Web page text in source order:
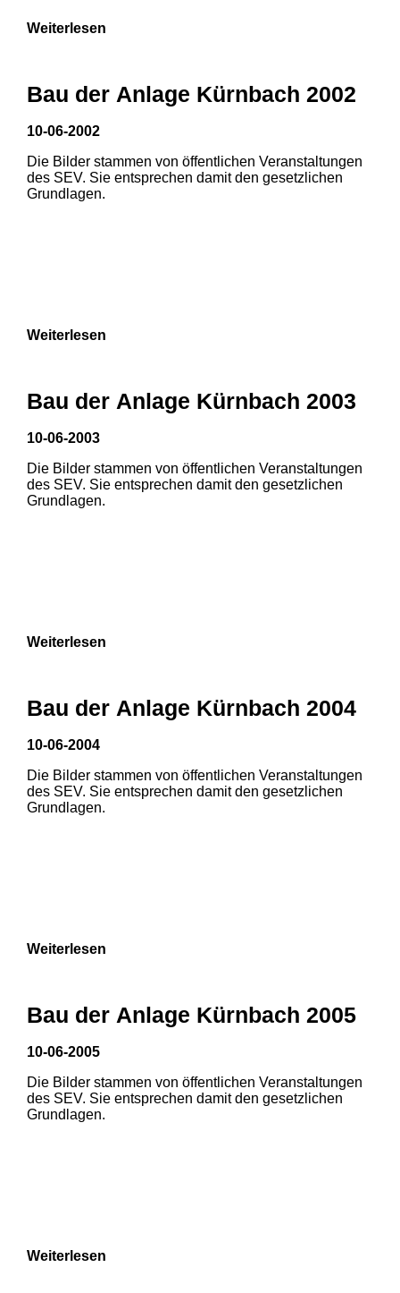
1 2
1 2
Weiterlesen
Bau der Anlage Kürnbach 2002
10-06-2002
Die Bilder stammen von öffentlichen Veranstaltungen
des SEV. Sie entsprechen damit den gesetzlichen
Grundlagen.
Weiterlesen
Bau der Anlage Kürnbach 2003
10-06-2003
Die Bilder stammen von öffentlichen Veranstaltungen
des SEV. Sie entsprechen damit den gesetzlichen
Grundlagen.
3
Weiterlesen
Bau der Anlage Kürnbach 2004
10-06-2004
Die Bilder stammen von öffentlichen Veranstaltungen
des SEV. Sie entsprechen damit den gesetzlichen
Grundlagen.
Weiterlesen
Bau der Anlage Kürnbach 2005
10-06-2005
Die Bilder stammen von öffentlichen Veranstaltungen
des SEV. Sie entsprechen damit den gesetzlichen
Grundlagen.
Weiterlesen